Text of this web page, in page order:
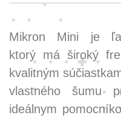
Mikron Mini je
ktorý má široký
kvalitným
vlastného šumu
ideálnym